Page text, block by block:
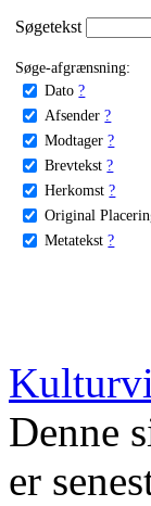
Søgetekst
Søge-afgrænsning:
Dato ?
Afsender ?
Modtager ?
Brevtekst ?
Herkomst ?
Original
Metatekst ?
Denne
er